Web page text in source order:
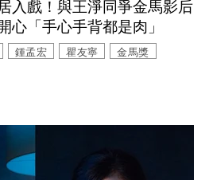
入戲！與王淨同爭金馬影后
心「手心手背都是肉」
鍾孟宏 瞿友寧
金馬獎